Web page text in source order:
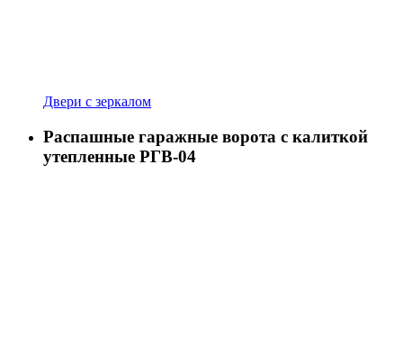
Двери с зеркалом
Распашные гаражные ворота с калиткой
утепленные РГВ-04